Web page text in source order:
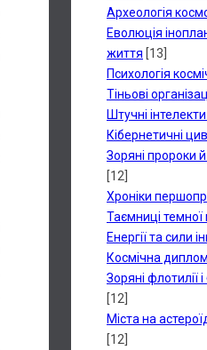
Археологія
Еволюція
життя [13]
Психологія
Тіньові
Штучні
Кібернетичні
Зоряні пророки
[12]
Хроніки
Таємниці темної
Енергії та сили
Космічна
Зоряні флотилії
[12]
Міста на
[12]